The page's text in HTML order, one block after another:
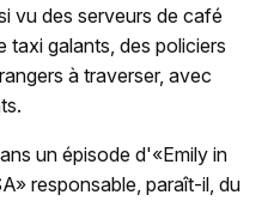
vu des serveurs de café
taxi galants, des policiers
à traverser, avec
un épisode d'«Emily in
responsable, paraît-il, du